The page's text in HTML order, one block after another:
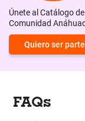
Únete al Catálogo
Comunidad
Quiero ser parte
FAQs